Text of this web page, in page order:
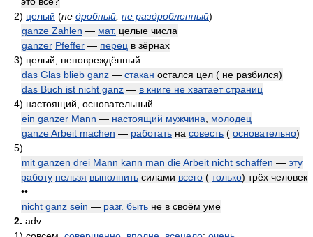
2) целый (не дробный не раздробленный)
ganze Zahlen — мат. целые числа
ganzer Pfeffer — перец в зёрнах
3) целый, неповреждённый
das Glas blieb ganz — стакан остался цел ( не разбился)
das Buch ist nicht ganz — в книге не хватает страниц
4) настоящий, основательный
ein ganzer Mann — настоящий мужчина
молодец
ganze Arbeit machen — работать на совесть ( основательно)
5)
mit ganzen drei Mann kann man die Arbeit nicht schaffen — эту
работу нельзя выполнить силами всего ( только) трёх человек
••
nicht ganz sein — разг. быть не в своём уме
2. adv